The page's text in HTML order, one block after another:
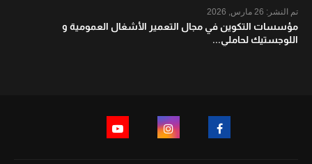
تم النشر:
مؤسسات التكوين في مجال التعمير الأشغال العمومية و
اللوجستيك لحاملي...